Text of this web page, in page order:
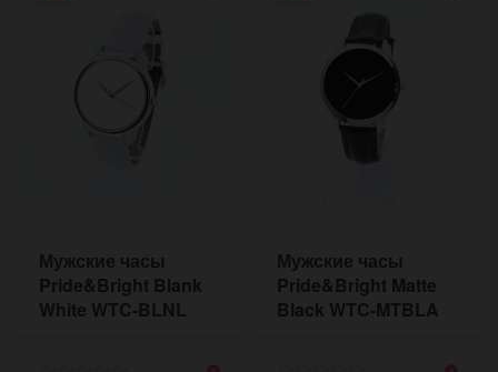
Мужские часы
Pride&Bright Blank
White WTC-BLNL
Мужские часы
Pride&Bright Matte
Black WTC-MTBLA